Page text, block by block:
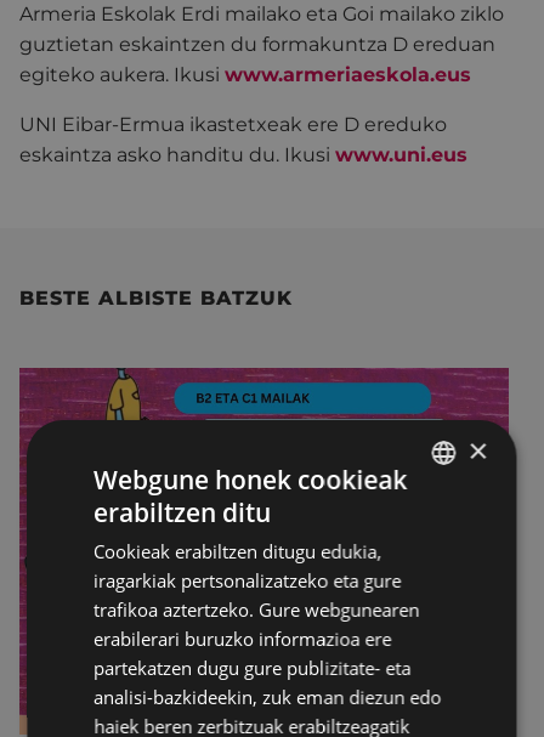
Armeria Eskolak Erdi mailako eta Goi mailako ziklo
guztietan eskaintzen du formakuntza D ereduan
egiteko aukera. Ikusi www.armeriaeskola.eus
UNI Eibar-Ermua ikastetxeak ere D ereduko
eskaintza asko handitu du. Ikusi www.uni.eus
BESTE ALBISTE BATZUK
×
Webgune honek cookieak
erabiltzen ditu
Cookieak erabiltzen ditugu edukia,
iragarkiak pertsonalizatzeko eta gure
trafikoa aztertzeko. Gure webgunearen
erabilerari buruzko informazioa ere
partekatzen dugu gure publizitate- eta
analisi-bazkideekin, zuk eman diezun edo
haiek beren zerbitzuak erabiltzeagatik